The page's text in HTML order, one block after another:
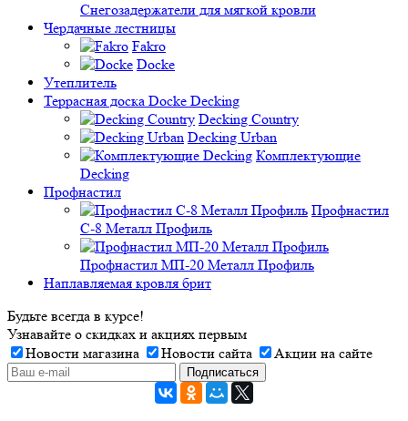
Снегозадержатели для мягкой кровли
Чердачные лестницы
Fakro
Docke
Утеплитель
Террасная доска Docke Decking
Decking Country
Decking Urban
Комплектующие
Decking
Профнастил
Профнастил
C-8 Металл Профиль
Профнастил МП-20 Металл Профиль
Наплавляемая кровля брит
Будьте всегда в курсе!
Узнавайте о скидках и акциях первым
Новости магазина
Новости сайта Акции на сайте